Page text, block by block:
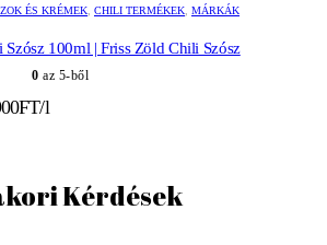
ÉS KRÉMEK, CHILI TERMÉKEK, MÁRKÁK
100ml | Friss Zöld Chili Szósz
0 az 5-ből
l
Kérdések